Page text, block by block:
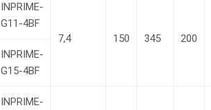
INPRIME-
G11-4BF
7,4
150 345
200
INPRIME-
G15-4BF
INPRIME-